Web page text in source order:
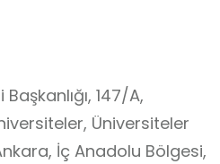
147/A,
Üniversiteler
İç Anadolu Bölgesi,